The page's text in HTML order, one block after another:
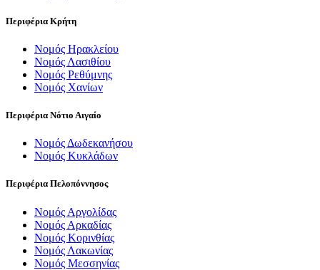
Περιφέρια Κρήτη
Νομός Ηρακλείου
Νομός Λασιθίου
Νομός Ρεθύμνης
Νομός Χανίων
Περιφέρια Νότιο Αιγαίο
Νομός Δωδεκανήσου
Νομός Κυκλάδων
Περιφέρια Πελοπόννησος
Νομός Αργολίδας
Νομός Αρκαδίας
Νομός Κορινθίας
Νομός Λακωνίας
Νομός Μεσσηνίας